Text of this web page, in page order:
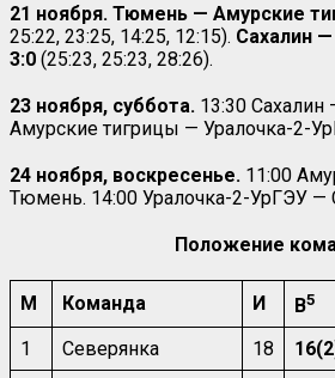
21 ноября. Тюмень — Амурские
25:22, 23:25, 14:25, 12:15). Сахалин
3:0 (25:23, 25:23, 28:26).
23 ноября, суббота. 13:30
Амурские тигрицы — Уралочка-2-
24 ноября, воскресенье. 11:00
Тюмень. 14:00 Уралочка-2-УрГЭУ —
Положение
М Команда И В5
1
Северянка 18